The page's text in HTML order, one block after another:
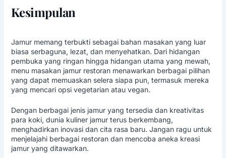
Kesimpulan
Jamur memang terbukti sebagai bahan masakan yang luar
biasa serbaguna, lezat, dan menyehatkan. Dari hidangan
pembuka yang ringan hingga hidangan utama yang mewah,
menu masakan jamur restoranmenawarkan berbagai pilihan
yang dapat memuaskan selera siapa pun, termasuk mereka
yang mencari opsi vegetarian atau vegan.
Dengan berbagai jenis jamur yang tersedia dan kreativitas
para koki, dunia kuliner jamur terus berkembang,
menghadirkan inovasi dan cita rasa baru. Jangan ragu untuk
menjelajahi berbagai restoran dan mencoba aneka kreasi
jamur yang ditawarkan.